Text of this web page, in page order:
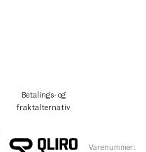
Betalings- og
fraktalternativ
Varenummer: